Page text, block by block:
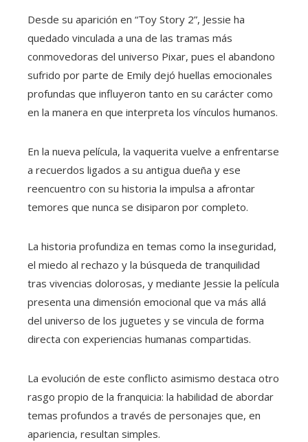
Desde su aparición en “Toy Story 2”, Jessie ha
quedado vinculada a una de las tramas más
conmovedoras del universo Pixar, pues el abandono
sufrido por parte de Emily dejó huellas emocionales
profundas que influyeron tanto en su carácter como
en la manera en que interpreta los vínculos humanos.
En la nueva película, la vaquerita vuelve a enfrentarse
a recuerdos ligados a su antigua dueña y ese
reencuentro con su historia la impulsa a afrontar
temores que nunca se disiparon por completo.
La historia profundiza en temas como la inseguridad,
el miedo al rechazo y la búsqueda de tranquilidad
tras vivencias dolorosas, y mediante Jessie la película
presenta una dimensión emocional que va más allá
del universo de los juguetes y se vincula de forma
directa con experiencias humanas compartidas.
La evolución de este conflicto asimismo destaca otro
rasgo propio de la franquicia: la habilidad de abordar
temas profundos a través de personajes que, en
apariencia, resultan simples.